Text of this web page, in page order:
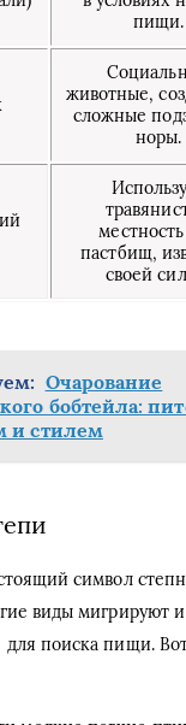
пищи.
животные,
сложные
норы.
пастбищ,
своей
Очарование
бобтейла:
и стилем
символ
виды мигрируют
поиска пищи.